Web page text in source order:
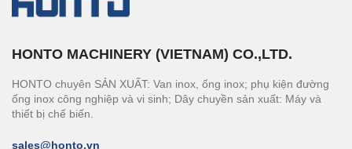
HONTO MACHINERY (VIETNAM) CO.,LTD.
HONTO chuyên SẢN XUẤT: Van inox, ống inox; phụ kiện đường
ống inox công nghiệp và vi sinh; Dây chuyền sản xuất: Máy và
thiết bị chế biến.
sales@honto.vn